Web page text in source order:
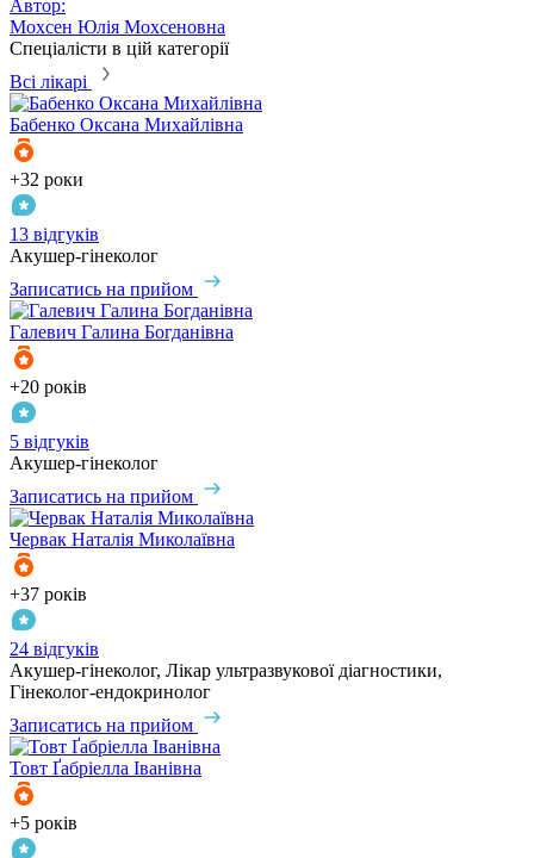
Автор:
Мохсен Юлія Мохсеновна
Спеціалісти в цій категорії
Всі лікарі
Бабенко Оксана Михайлівна
+32 роки
13 відгуків
Акушер-гінеколог
Записатись на прийом
Галевич Галина Богданівна
+20 років
5 відгуків
Акушер-гінеколог
Записатись на прийом
Червак Наталія Миколаївна
+37 років
24 відгуків
Акушер-гінеколог, Лікар ультразвукової діагностики,
Гінеколог-ендокринолог
Записатись на прийом
Товт Ґабріелла Іванівна
+5 років